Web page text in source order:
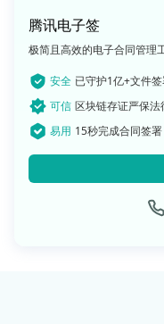
腾讯电子签
极简且高效的电子合同管理
安全 已守护1亿+文件
可信 区块链存证严保法
易用 15秒完成合同签署